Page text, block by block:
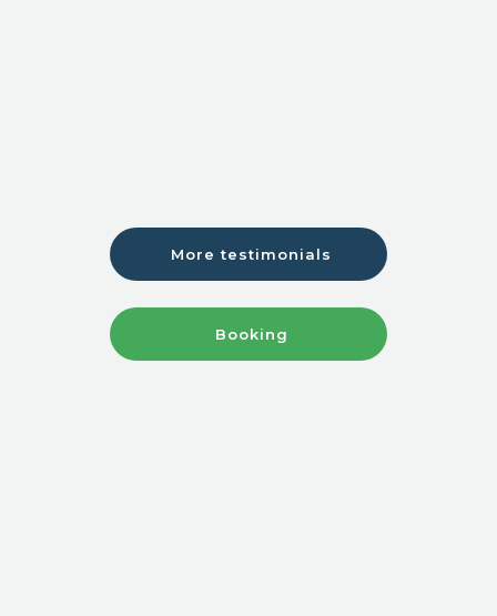
More testimonials​
Booking